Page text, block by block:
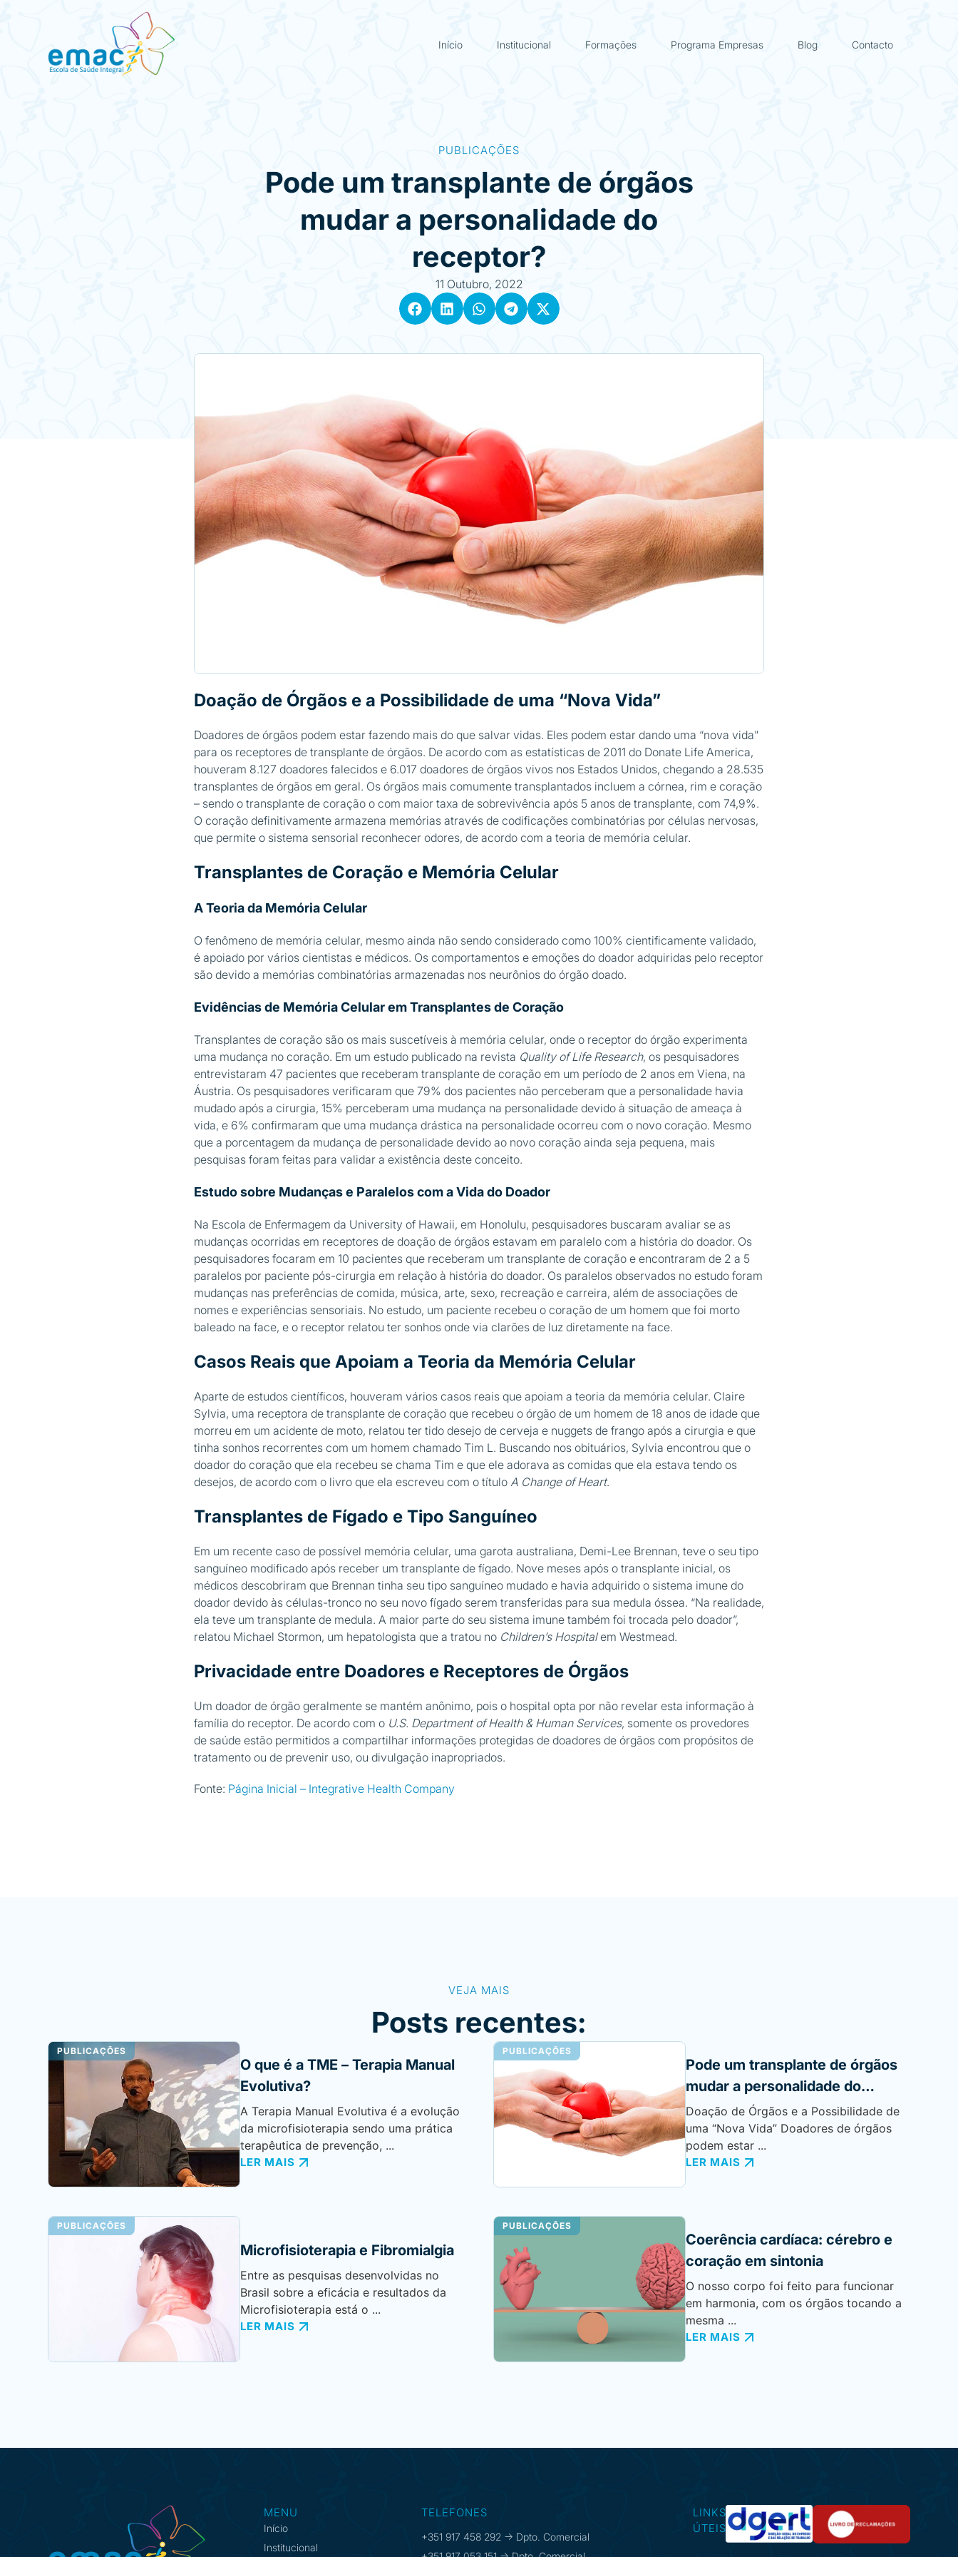
Início Institucional Formações Programa Empresas Blog Contacto
PUBLICAÇÕES
Pode um transplante de órgãos
mudar a personalidade do
receptor?
11 Outubro, 2022
Doação de Órgãos e a Possibilidade de uma “Nova Vida”
Doadores de órgãos podem estar fazendo mais do que salvar vidas. Eles podem estar dando uma “nova vida”
para os receptores de transplante de órgãos. De acordo com as estatísticas de 2011 do Donate Life America,
houveram 8.127 doadores falecidos e 6.017 doadores de órgãos vivos nos Estados Unidos, chegando a 28.535
transplantes de órgãos em geral. Os órgãos mais comumente transplantados incluem a córnea, rim e coração
– sendo o transplante de coração o com maior taxa de sobrevivência após 5 anos de transplante, com 74,9%.
O coração definitivamente armazena memórias através de codificações combinatórias por células nervosas,
que permite o sistema sensorial reconhecer odores, de acordo com a teoria de memória celular.
Transplantes de Coração e Memória Celular
A Teoria da Memória Celular
O fenômeno de memória celular, mesmo ainda não sendo considerado como 100% cientificamente validado,
é apoiado por vários cientistas e médicos. Os comportamentos e emoções do doador adquiridas pelo receptor
são devido a memórias combinatórias armazenadas nos neurônios do órgão doado.
Evidências de Memória Celular em Transplantes de Coração
Transplantes de coração são os mais suscetíveis à memória celular, onde o receptor do órgão experimenta
uma mudança no coração. Em um estudo publicado na revista Quality of Life Research, os pesquisadores
entrevistaram 47 pacientes que receberam transplante de coração em um período de 2 anos em Viena, na
Áustria. Os pesquisadores verificaram que 79% dos pacientes não perceberam que a personalidade havia
mudado após a cirurgia, 15% perceberam uma mudança na personalidade devido à situação de ameaça à
vida, e 6% confirmaram que uma mudança drástica na personalidade ocorreu com o novo coração. Mesmo
que a porcentagem da mudança de personalidade devido ao novo coração ainda seja pequena, mais
pesquisas foram feitas para validar a existência deste conceito.
Estudo sobre Mudanças e Paralelos com a Vida do Doador
Na Escola de Enfermagem da University of Hawaii, em Honolulu, pesquisadores buscaram avaliar se as
mudanças ocorridas em receptores de doação de órgãos estavam em paralelo com a história do doador. Os
pesquisadores focaram em 10 pacientes que receberam um transplante de coração e encontraram de 2 a 5
paralelos por paciente pós-cirurgia em relação à história do doador. Os paralelos observados no estudo foram
mudanças nas preferências de comida, música, arte, sexo, recreação e carreira, além de associações de
nomes e experiências sensoriais. No estudo, um paciente recebeu o coração de um homem que foi morto
baleado na face, e o receptor relatou ter sonhos onde via clarões de luz diretamente na face.
Casos Reais que Apoiam a Teoria da Memória Celular
Aparte de estudos científicos, houveram vários casos reais que apoiam a teoria da memória celular. Claire
Sylvia, uma receptora de transplante de coração que recebeu o órgão de um homem de 18 anos de idade que
morreu em um acidente de moto, relatou ter tido desejo de cerveja e nuggets de frango após a cirurgia e que
tinha sonhos recorrentes com um homem chamado Tim L. Buscando nos obituários, Sylvia encontrou que o
doador do coração que ela recebeu se chama Tim e que ele adorava as comidas que ela estava tendo os
desejos, de acordo com o livro que ela escreveu com o título A Change of Heart.
Transplantes de Fígado e Tipo Sanguíneo
Em um recente caso de possível memória celular, uma garota australiana, Demi-Lee Brennan, teve o seu tipo
sanguíneo modificado após receber um transplante de fígado. Nove meses após o transplante inicial, os
médicos descobriram que Brennan tinha seu tipo sanguíneo mudado e havia adquirido o sistema imune do
doador devido às células-tronco no seu novo fígado serem transferidas para sua medula óssea. “Na realidade,
ela teve um transplante de medula. A maior parte do seu sistema imune também foi trocada pelo doador”,
relatou Michael Stormon, um hepatologista que a tratou no Children’s Hospitalem Westmead.
Privacidade entre Doadores e Receptores de Órgãos
Um doador de órgão geralmente se mantém anônimo, pois o hospital opta por não revelar esta informação à
família do receptor. De acordo com o U.S. Department of Health & Human Services, somente os provedores
de saúde estão permitidos a compartilhar informações protegidas de doadores de órgãos com propósitos de
tratamento ou de prevenir uso, ou divulgação inapropriados.
Fonte: Página Inicial – Integrative Health Company
VEJA MAIS
Posts recentes:
PUBLICAÇÕES
O que é a TME – Terapia Manual
Evolutiva?
A Terapia Manual Evolutiva é a evolução
da microfisioterapia sendo uma prática
terapêutica de prevenção, ...
LER MAIS
PUBLICAÇÕES
Pode um transplante de órgãos
mudar a personalidade do
receptor?
Doação de Órgãos e a Possibilidade de
uma “Nova Vida” Doadores de órgãos
podem estar ...
LER MAIS
PUBLICAÇÕES
Microfisioterapia e Fibromialgia
Entre as pesquisas desenvolvidas no
Brasil sobre a eficácia e resultados da
Microfisioterapia está o ...
LER MAIS
PUBLICAÇÕES
Coerência cardíaca: cérebro e
coração em sintonia
O nosso corpo foi feito para funcionar
em harmonia, com os órgãos tocando a
mesma ...
LER MAIS
MENU
Início
Institucional
TELEFONES
+351 917 458 292 -> Dpto. Comercial
LINKS
ÚTEIS